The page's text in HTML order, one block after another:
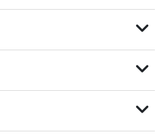
expand_more
expand_more
expand_more